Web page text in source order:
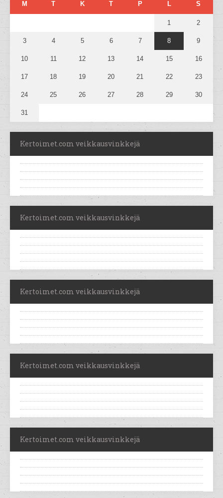
M T K T P L S
1 2
3 4 5 6 7 8 9
10 11 12 13 14 15 16
17 18 19 20 21 22 23
24 25 26 27 28 29 30
31
Kertoimet.com veikkausvinkkejä
Kertoimet.com veikkausvinkkejä
Kertoimet.com veikkausvinkkejä
Kertoimet.com veikkausvinkkejä
Kertoimet.com veikkausvinkkejä